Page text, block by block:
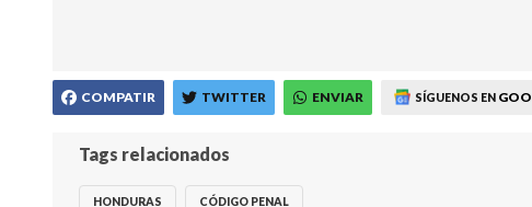
COMPATIR TWITTER ENVIAR SÍGUENOS EN
Tags relacionados
HONDURAS CÓDIGO PENAL